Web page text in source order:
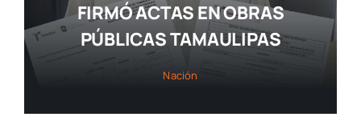
FIRMÓ ACTAS EN OBRAS
PÚBLICAS TAMAULIPAS
Nación